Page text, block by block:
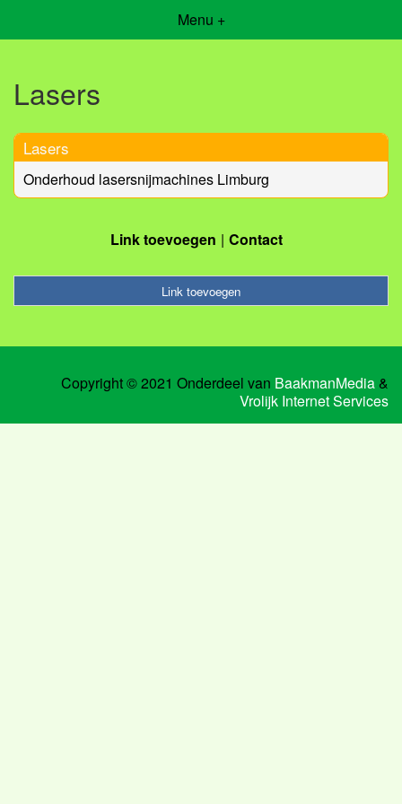
Menu +
Lasers
Lasers
Onderhoud lasersnijmachines Limburg
Link toevoegen Contact
Link toevoegen
Copyright © 2021 Onderdeel van BaakmanMedia &
Vrolijk Internet Services